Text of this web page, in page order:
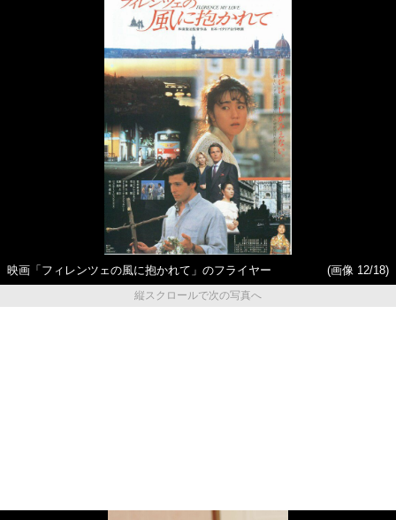
映画「フィレンツェの風に抱かれて」のフライヤー
(画像 12/18)
縦スクロールで次の写真へ